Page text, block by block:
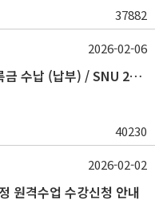
37882
(2/20~) 2026학년도 제1학기 등록금 수납 (납부) / SNU 26-1 Tuition fee payment notice
40230
2026-02-06
원격수업 수강신청 안내
2026-02-02